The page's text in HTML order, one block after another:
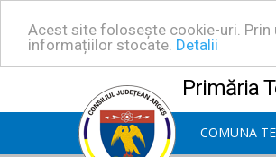
Acest site folosește cookie-uri. Prin
informațiilor stocate. Detalii
Primăria
COMUNA